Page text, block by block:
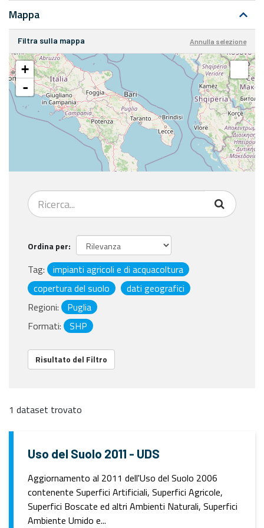
Mappa
Filtra sulla mappa Annulla selezione
+
-
Ordina per
Tag:
impianti agricoli e di acquacoltura
copertura del suolo
dati geografici
Regioni:
Puglia
Formati:
SHP
Risultato del Filtro
1 dataset trovato
Uso del Suolo 2011 - UDS
Aggiornamento al 2011 dell'Uso del Suolo 2006
contenente Superfici Artificiali, Superfici Agricole,
Superfici Boscate ed altri Ambienti Naturali, Superfici
Ambiente Umido e...